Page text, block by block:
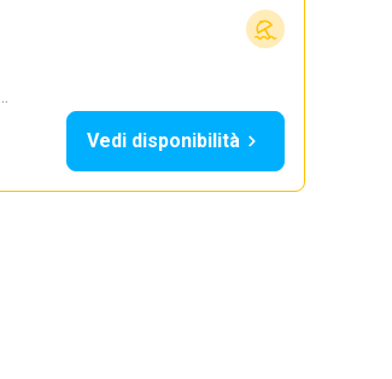
Vedi disponibilità